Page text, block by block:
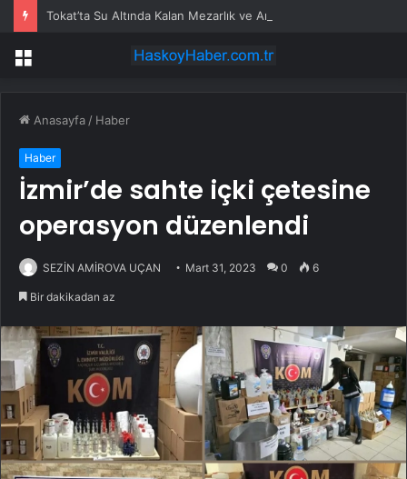
Tokat’ta Su Altında Kalan Mezarlık ve Araziler
Menü
Anasayfa / Haber
Haber
İzmir’de sahte içki çetesine
operasyon düzenlendi
SEZİN AMİROVA UÇAN Mart 31, 2023 0 6
Bir dakikadan az